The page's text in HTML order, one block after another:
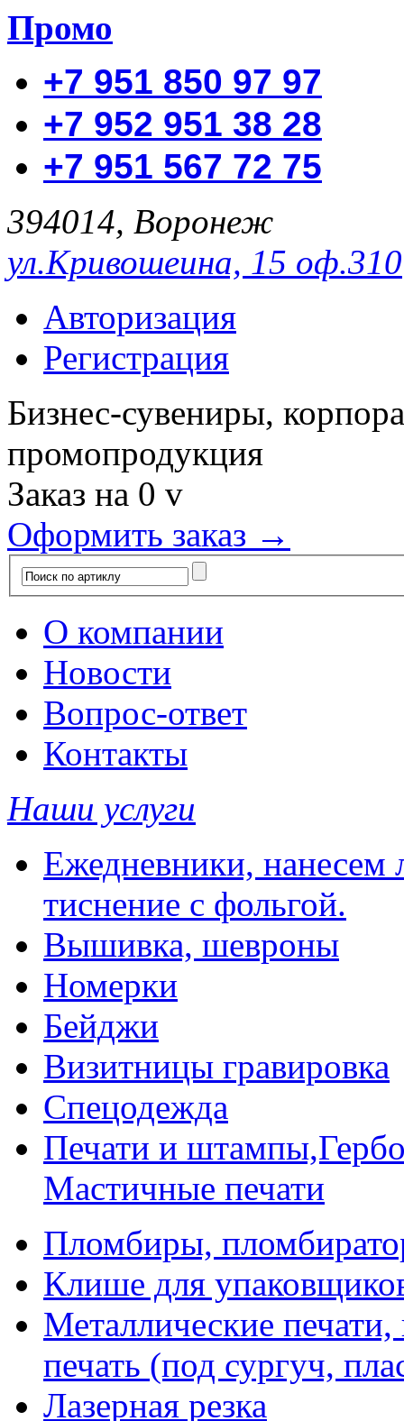
Промо
+7 951 850 97 97
+7 952 951 38 28
+7 951 567 72 75
394014, Воронеж
ул.Кривошеина, 15 оф.310
Авторизация
Регистрация
Бизнес-сувениры,
промопродукция
Заказ на 0 v
Оформить заказ →
О компании
Новости
Вопрос-ответ
Контакты
Наши услуги
Ежедневники, нанесем
тиснение с фольгой.
Вышивка, шевроны
Номерки
Бейджи
Визитницы гравировка
Спецодежда
Печати и
Мастичные печати
Пломбиры,
Клише для
Металлические
печать (под сургуч,
Лазерная резка